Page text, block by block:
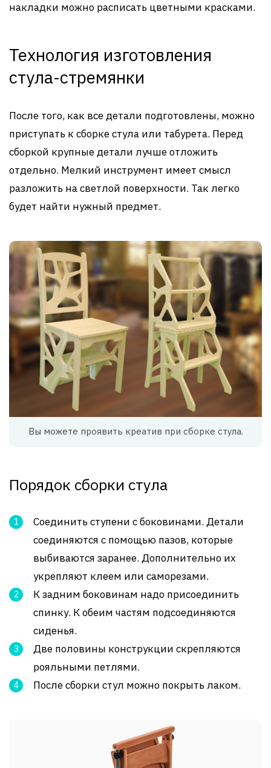
накладки можно расписать цветными красками.
Технология изготовления
стула-стремянки
После того, как все детали подготовлены, можно
приступать к сборке стула или табурета. Перед
сборкой крупные детали лучше отложить
отдельно. Мелкий инструмент имеет смысл
разложить на светлой поверхности. Так легко
будет найти нужный предмет.
Вы можете проявить креатив при сборке стула.
Порядок сборки стула
Соединить ступени с боковинами. Детали
соединяются с помощью пазов, которые
выбиваются заранее. Дополнительно их
укрепляют клеем или саморезами.
К задним боковинам надо присоединить
спинку. К обеим частям подсоединяются
сиденья.
Две половины конструкции скрепляются
рояльными петлями.
После сборки стул можно покрыть лаком.